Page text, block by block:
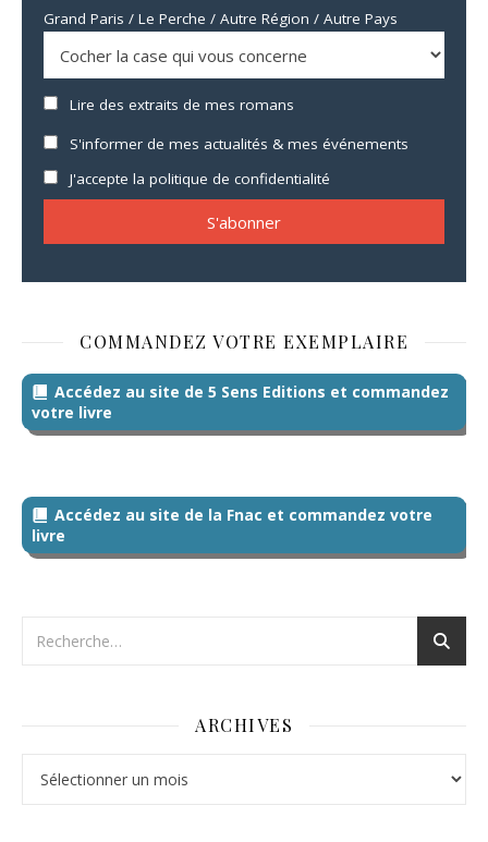
Grand Paris / Le Perche / Autre Région / Autre Pays
Lire des extraits de mes romans
S'informer de mes actualités & mes événements
J'accepte la politique de confidentialité
COMMANDEZ VOTRE EXEMPLAIRE
Accédez au site de 5 Sens Editions et commandez
votre livre
Accédez au site de la Fnac et commandez votre
livre
ARCHIVES